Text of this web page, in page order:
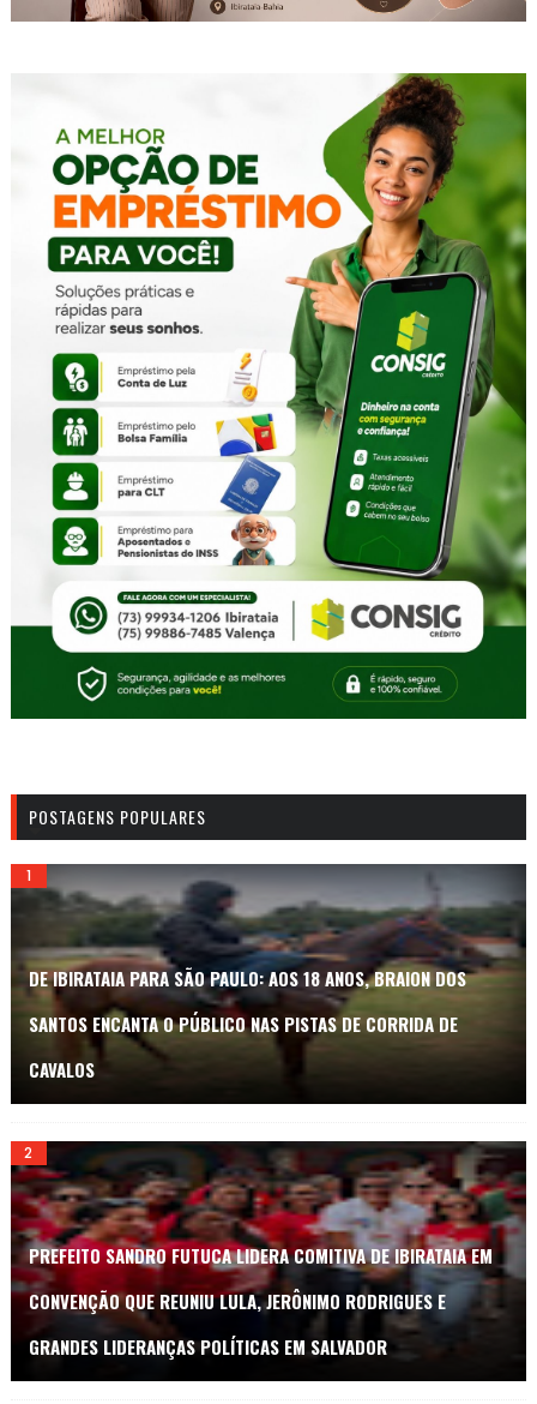
POSTAGENS POPULARES
DE IBIRATAIA PARA SÃO PAULO: AOS 18 ANOS, BRAION DOS
SANTOS ENCANTA O PÚBLICO NAS PISTAS DE CORRIDA DE
CAVALOS
PREFEITO SANDRO FUTUCA LIDERA COMITIVA DE IBIRATAIA EM
CONVENÇÃO QUE REUNIU LULA, JERÔNIMO RODRIGUES E
GRANDES LIDERANÇAS POLÍTICAS EM SALVADOR